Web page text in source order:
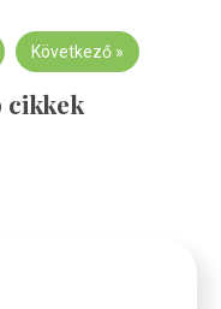
Következő »
cikkek